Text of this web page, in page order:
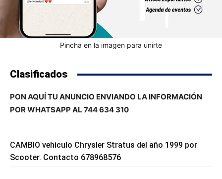
Pincha en la imagen para unirte
Clasificados
PON AQUÍ TU ANUNCIO ENVIANDO LA INFORMACIÓN
POR WHATSAPP AL 744 634 310
CAMBIO vehículo Chrysler Stratus del año 1999 por
Scooter. Contacto 678968576